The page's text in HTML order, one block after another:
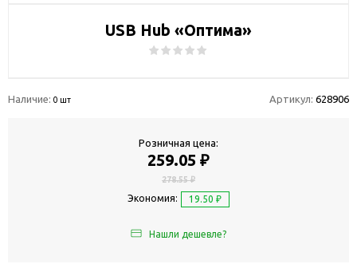
USB Hub «Оптима»
Наличие: 0 шт Артикул: 628906
Розничная цена:
259.05 ₽
278.55 ₽
Экономия: 19.50 ₽
Нашли дешевле?